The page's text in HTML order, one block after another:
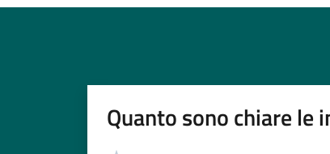
Quanto sono chiare le